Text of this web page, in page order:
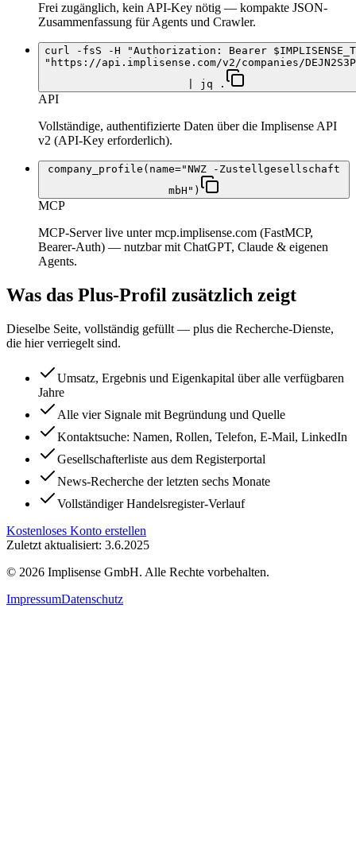
Frei zugänglich, kein API-Key nötig — kompakte JSON-
Zusammenfassung für Agents und Crawler.
curl -fsS -H "Authorization: Bearer
"https://api.implisense.com/v2/companies/
| jq .
API
Vollständige, authentifizierte Daten über die Implisense API
v2 (API-Key erforderlich).
company_profile(name="NWZ -Zustellgesellschaft
mbH")
MCP
MCP-Server live unter mcp.implisense.com (FastMCP,
Bearer-Auth) — nutzbar mit ChatGPT, Claude & eigenen
Agents.
Was das Plus-Profil zusätzlich zeigt
Dieselbe Seite, vollständig gefüllt — plus die Recherche-Dienste,
die hier verriegelt sind.
Umsatz, Ergebnis und Eigenkapital über alle verfügbaren
Jahre
Alle vier Signale mit Begründung und Quelle
Kontaktsuche: Namen, Rollen, Telefon, E-Mail, LinkedIn
Gesellschafterliste aus dem Registerportal
News-Recherche der letzten sechs Monate
Vollständiger Handelsregister-Verlauf
Kostenloses Konto erstellen
Zuletzt aktualisiert: 3.6.2025
© 2026 Implisense GmbH. Alle Rechte vorbehalten.
ImpressumDatenschutz